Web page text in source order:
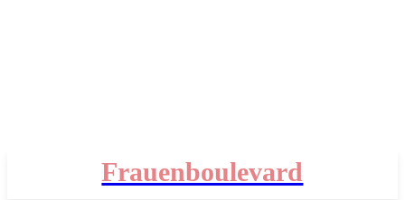
Frauenboulevard